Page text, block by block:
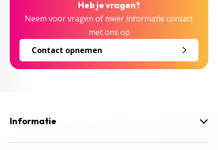
Heb je vragen?
Neem voor vragen of meer informatie contact
met ons op
Contact opnemen
Informatie